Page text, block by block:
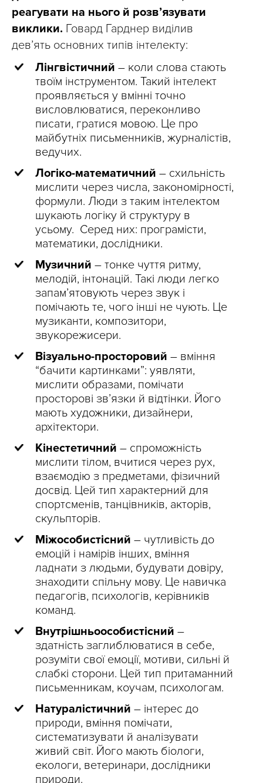
реагувати на нього й розв’язувати
виклики. Говард Гарднер виділив
дев’ять основних типів інтелекту:
Лінгвістичний – коли слова стають
твоїм інструментом. Такий інтелект
проявляється у вмінні точно
висловлюватися, переконливо
писати, гратися мовою. Це про
майбутніх письменників, журналістів,
ведучих.
Логіко-математичний – схильність
мислити через числа, закономірності,
формули. Люди з таким інтелектом
шукають логіку й структуру в
усьому. Серед них: програмісти,
математики, дослідники.
Музичний – тонке чуття ритму,
мелодій, інтонацій. Такі люди легко
запам’ятовують через звук і
помічають те, чого інші не чують. Це
музиканти, композитори,
звукорежисери.
Візуально-просторовий – вміння
“бачити картинками”: уявляти,
мислити образами, помічати
просторові зв’язки й відтінки. Його
мають художники, дизайнери,
архітектори.
Кінестетичний – спроможність
мислити тілом, вчитися через рух,
взаємодію з предметами, фізичний
досвід. Цей тип характерний для
спортсменів, танцівників, акторів,
скульпторів.
Міжособистісний – чутливість до
емоцій і намірів інших, вміння
ладнати з людьми, будувати довіру,
знаходити спільну мову. Це навичка
педагогів, психологів, керівників
команд.
Внутрішньоособистісний –
здатність заглиблюватися в себе,
розуміти свої емоції, мотиви, сильні й
слабкі сторони. Цей тип притаманний
письменникам, коучам, психологам.
Натуралістичний – інтерес до
природи, вміння помічати,
систематизувати й аналізувати
живий світ. Його мають біологи,
екологи, ветеринари, дослідники
природи.